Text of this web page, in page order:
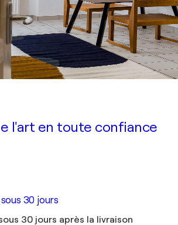
l'art en toute confiance
30 jours
30 jours après la livraison